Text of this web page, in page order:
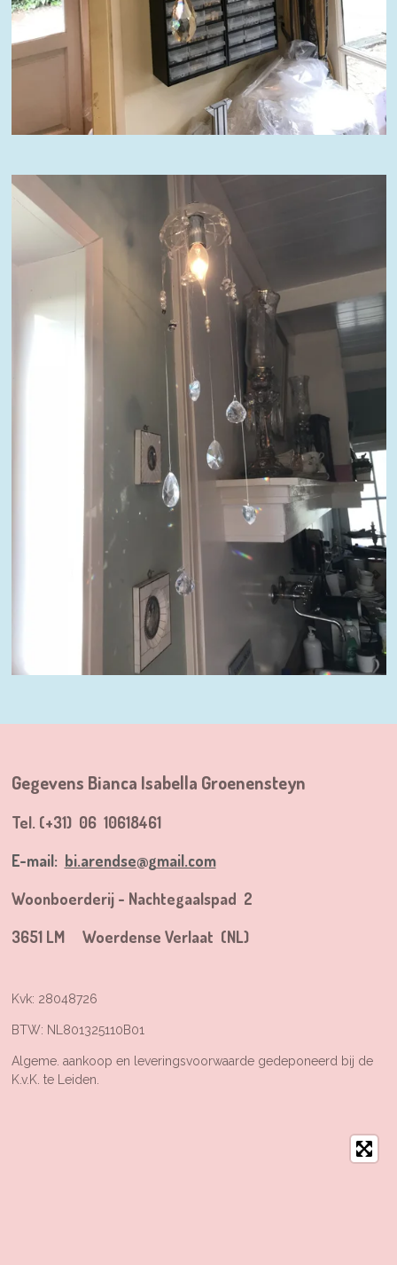
Gegevens Bianca Isabella Groenensteyn
Tel. (+31) 06 10618461
E-mail: bi.arendse@gmail.com
Woonboerderij - Nachtegaalspad 2
3651 LM Woerdense Verlaat (NL)
Kvk: 28048726
BTW: NL801325110B01
Algeme. aankoop en leveringsvoorwaarde gedeponeerd bij de
K.v.K. te Leiden.